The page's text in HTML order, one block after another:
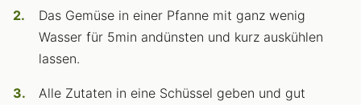
Das Gemüse in einer Pfanne mit ganz wenig
Wasser für 5min andünsten und kurz auskühlen
lassen.
Alle Zutaten in eine Schüssel geben und gut